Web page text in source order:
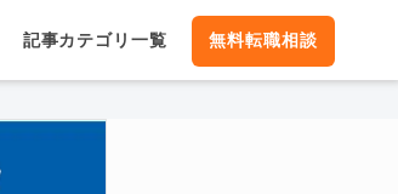
記事カテゴリ一覧 無料転職相談